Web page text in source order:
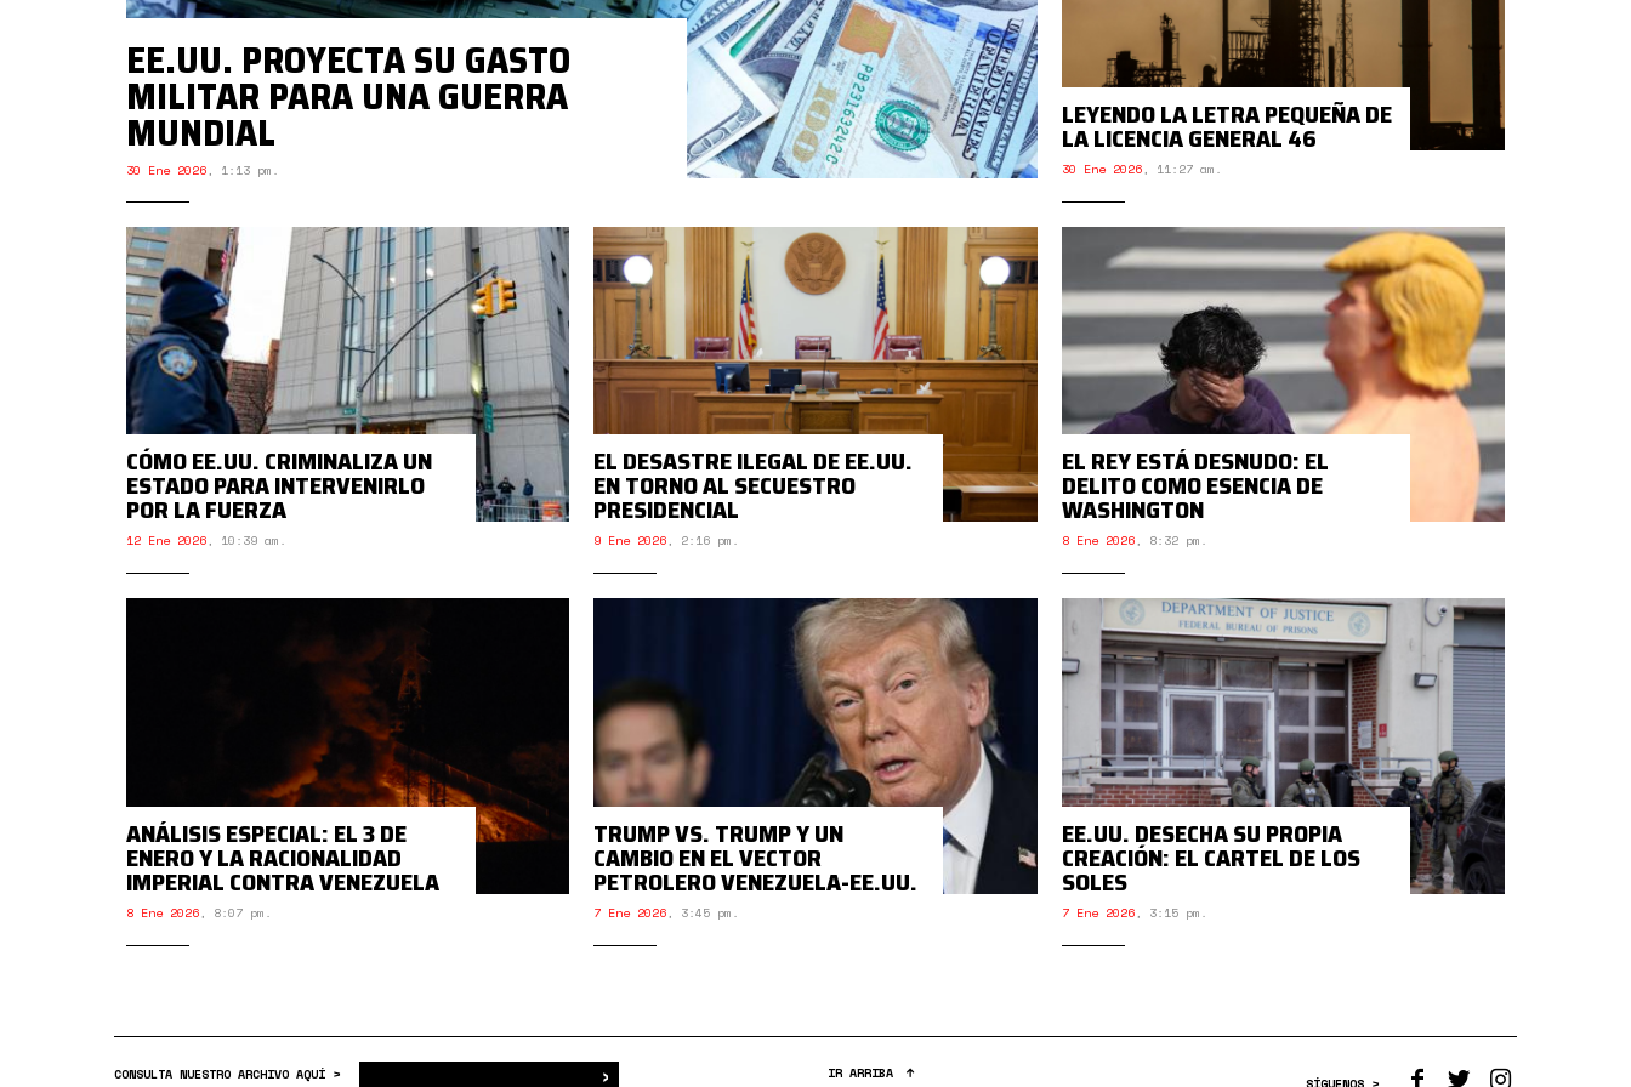
EE.UU. PROYECTA SU GASTO
MILITAR PARA UNA GUERRA
MUNDIAL
30 Ene 2026, 1:13 pm.
LEYENDO LA LETRA PEQUEÑA DE
LA LICENCIA GENERAL 46
30 Ene 2026, 11:27 am.
CÓMO EE.UU. CRIMINALIZA UN
ESTADO PARA INTERVENIRLO
POR LA FUERZA
12 Ene 2026, 10:39 am.
EL DESASTRE ILEGAL DE EE.UU.
EN TORNO AL SECUESTRO
PRESIDENCIAL
9 Ene 2026, 2:16 pm.
EL REY ESTÁ DESNUDO: EL
DELITO COMO ESENCIA DE
WASHINGTON
8 Ene 2026, 8:32 pm.
ANÁLISIS ESPECIAL: EL 3 DE
ENERO Y LA RACIONALIDAD
IMPERIAL CONTRA VENEZUELA
8 Ene 2026, 8:07 pm.
TRUMP VS. TRUMP Y UN
CAMBIO EN EL VECTOR
PETROLERO VENEZUELA-EE.UU.
7 Ene 2026, 3:45 pm.
EE.UU. DESECHA SU PROPIA
CREACIÓN: EL CARTEL DE LOS
SOLES
7 Ene 2026, 3:15 pm.
CONSULTA NUESTRO ARCHIVO AQUÍ > › IR ARRIBA